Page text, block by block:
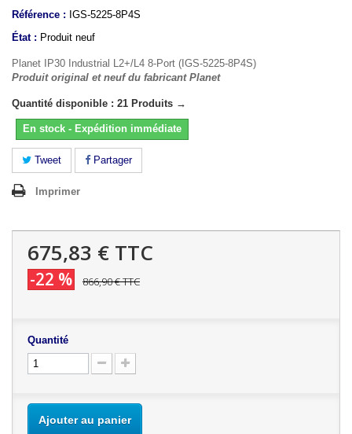
Référence : IGS-5225-8P4S
État : Produit neuf
Planet IP30 Industrial L2+/L4 8-Port (IGS-5225-8P4S)
Produit original et neuf du fabricant Planet
Quantité disponible : 21 Produits →
En stock - Expédition immédiate
Tweet Partager
Imprimer
675,83 € TTC
-22 % 866,90 €TTC
Quantité
Ajouter au panier